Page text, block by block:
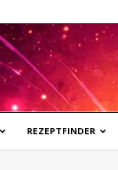
REZEPTFINDER